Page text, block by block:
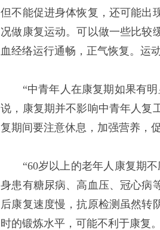
但不能促进身体恢复，还可能出
况做康复运动。可以做一些比较
血经络运行通畅，正气恢复。运
“中青年人在康复期如果有明
说，康复期并不影响中青年人复
复期间要注意休息，加强营养，
“60岁以上的老年人康复期不
身患有糖尿病、高血压、冠心病
后康复速度慢，抗原检测虽然转
时的锻炼水平，可能不利于康复